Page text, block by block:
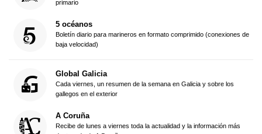
primario
5 océanos
Boletín diario para marineros en formato comprimido (conexiones de
baja velocidad)
Global Galicia
Cada viernes, un resumen de la semana en Galicia y sobre los
gallegos en el exterior
A Coruña
Recibe de lunes a viernes toda la actualidad y la información más